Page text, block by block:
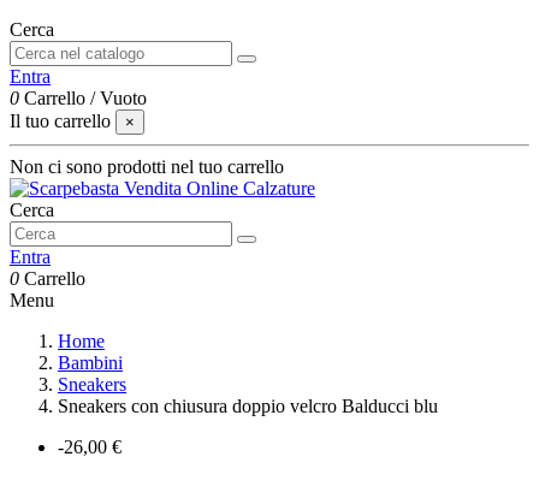
Cerca
Entra
0 Carrello /Vuoto
Il tuo carrello
×
Non ci sono prodotti nel tuo carrello
Cerca
Entra
0 Carrello
Menu
Home
Bambini
Sneakers
Sneakers con chiusura doppio velcro Balducci blu
-26,00 €